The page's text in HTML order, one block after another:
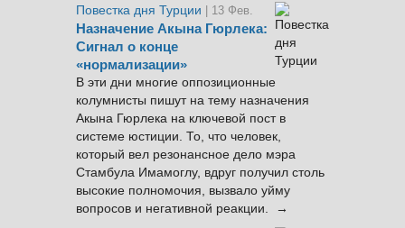
Повестка дня Турции
| 13 Фев.
Назначение Акына Гюрлека:
Сигнал о конце
«нормализации»
В эти дни многие оппозиционные
колумнисты пишут на тему назначения
Акына Гюрлека на ключевой пост в
системе юстиции. То, что человек,
который вел резонансное дело мэра
Стамбула Имамоглу, вдруг получил столь
высокие полномочия, вызвало уйму
вопросов и негативной реакции. →